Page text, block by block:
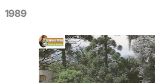
1989